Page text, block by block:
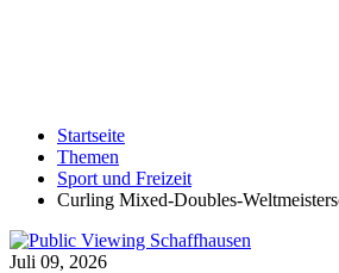
Startseite
Themen
Sport und Freizeit
Curling Mixed-Doubles-
Juli 09, 2026